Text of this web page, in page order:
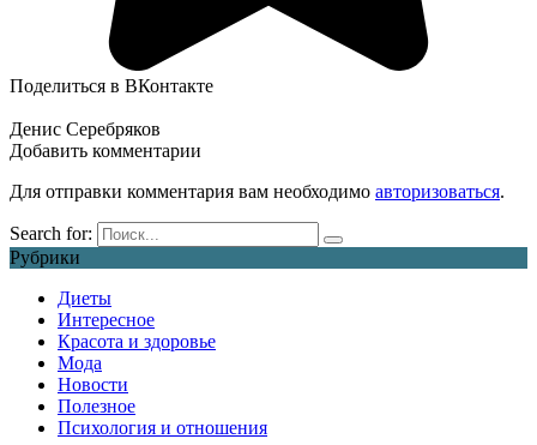
Поделиться в ВКонтакте
Денис Серебряков
Добавить комментарии
Для отправки комментария вам необходимо авторизоваться.
Search for:
Рубрики
Диеты
Интересное
Красота и здоровье
Мода
Новости
Полезное
Психология и отношения